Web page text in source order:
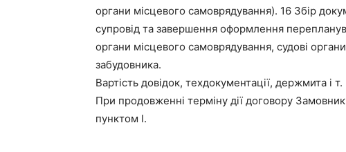
органи місцевого самоврядування). 16 Збір
супровід та завершення оформлення
органи місцевого самоврядування, судові
забудовника.
Вартість довідок, техдокументації, держмита і т.
При продовженні терміну дії договору
пунктом I.